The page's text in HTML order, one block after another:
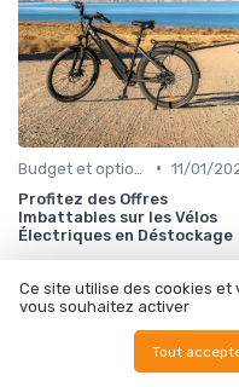
• 11/01/
Profitez des Offres
Imbattables sur les Vélos
Électriques en Déstockage
Ce site utilise des cookies et
vous souhaitez activer
Tout